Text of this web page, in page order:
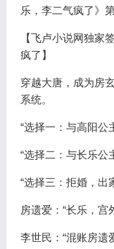
乐，李二气疯了》
【飞卢小说网独家
疯了】
穿越大唐，成为房
系统。
“选择一：与高阳公
“选择二：与长乐公
“选择三：拒婚，出
房遗爱：“长乐，宫
李世民：“混账房遗